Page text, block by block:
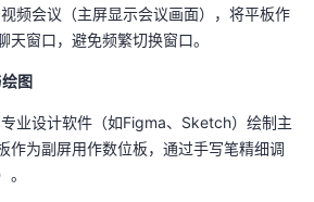
频会议（主屏显示会议画面），将平板作
天窗口，避免频繁切换窗口。
图
业设计软件（如Figma、Sketch）绘制主
作为副屏用作数位板，通过手写笔精细调